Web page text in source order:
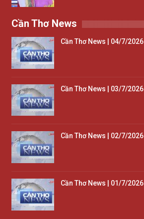
Cần Thơ News
Cần Thơ News | 04/7/2026
Cần Thơ News | 03/7/2026
Cần Thơ News | 02/7/2026
Cần Thơ News | 01/7/2026